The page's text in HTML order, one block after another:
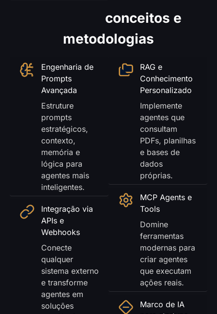
conceitos e
metodologias
Engenharia de
Prompts
Avançada
Estruture
prompts
estratégicos,
contexto,
memória e
lógica para
agentes mais
inteligentes.
Integração via
APIs e
Webhooks
Conecte
qualquer
sistema externo
e transforme
agentes em
soluções
RAG e
Conhecimento
Personalizado
Implemente
agentes que
consultam
PDFs, planilhas
e bases de
dados
próprias.
MCP Agents e
Tools
Domine
ferramentas
modernas para
criar agentes
que executam
ações reais.
Marco de IA